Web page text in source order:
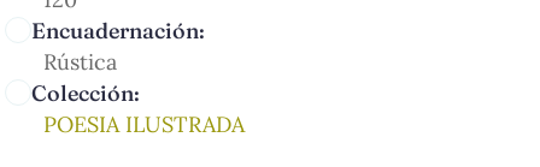
Encuadernación:
Rústica
Colección:
POESIA ILUSTRADA